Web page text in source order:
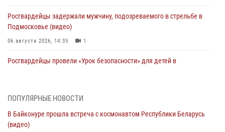
Росгвардейцы задержали мужчину, подозреваемого в стрельбе в
Подмосковье (видео)
06 августа 2026, 14:35 1
Росгвардейцы провели «Урок безопасности» для детей в
подозреваемые в организации незаконной миграции и
изготовлении поддельных документов (видео)
ПОПУЛЯРНЫЕ НОВОСТИ
В Байконуре прошла встреча с космонавтом Республики Беларусь
(видео)